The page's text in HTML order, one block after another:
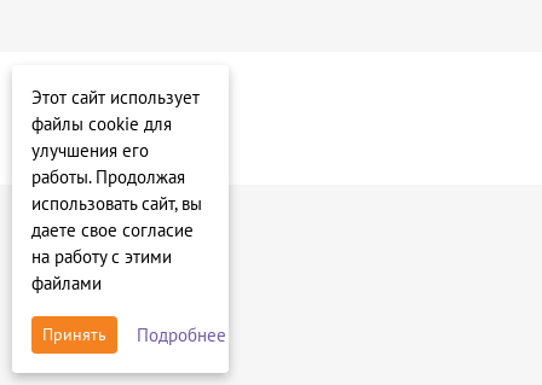
Этот сайт использует
файлы cookie для
улучшения его
работы. Продолжая
использовать сайт, вы
даете свое согласие
на работу с этими
файлами
Принять Подробнее